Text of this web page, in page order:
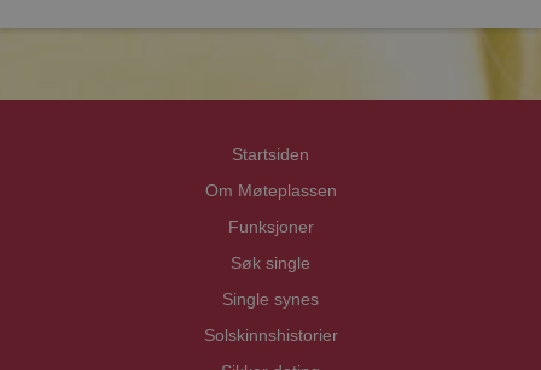
Startsiden
Om Møteplassen
Funksjoner
Søk single
Single synes
Solskinnshistorier